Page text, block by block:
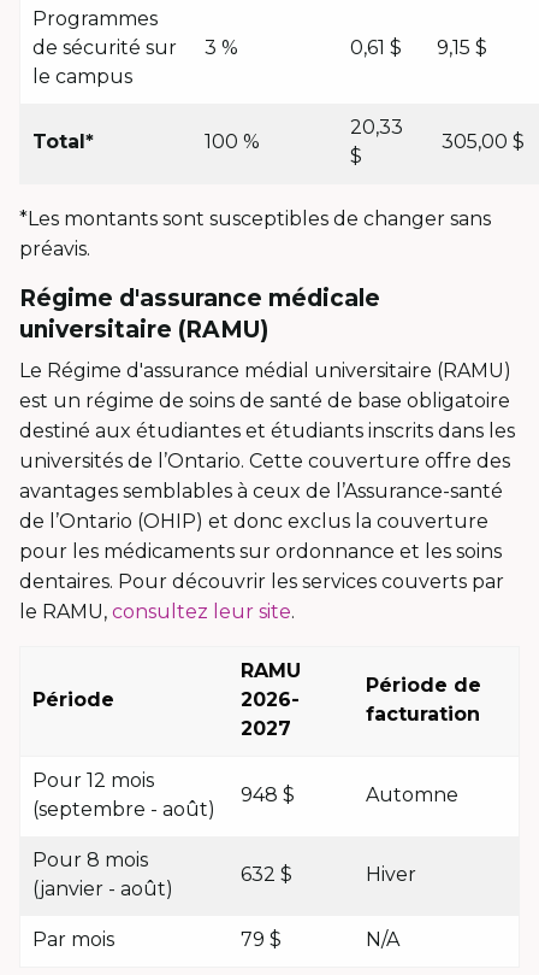
Programmes
de sécurité sur
le campus
3 % 0,61 $ 9,15 $
Total* 100 %
20,33
$
305,00 $
*Les montants sont susceptibles de changer sans
préavis.
Régime d'assurance médicale
universitaire (RAMU)
Le Régime d'assurance médial universitaire (RAMU)
est un régime de soins de santé de base obligatoire
destiné aux étudiantes et étudiants inscrits dans les
universités de l’Ontario. Cette couverture offre des
avantages semblables à ceux de l’Assurance-santé
de l’Ontario (OHIP) et donc exclus la couverture
pour les médicaments sur ordonnance et les soins
dentaires. Pour découvrir les services couverts par
le RAMU, consultez leur site.
Période
RAMU
2026-
2027
Période de
facturation
Pour 12 mois
(septembre - août)
948 $ Automne
Pour 8 mois
(janvier - août)
632 $ Hiver
Par mois 79 $ N/A